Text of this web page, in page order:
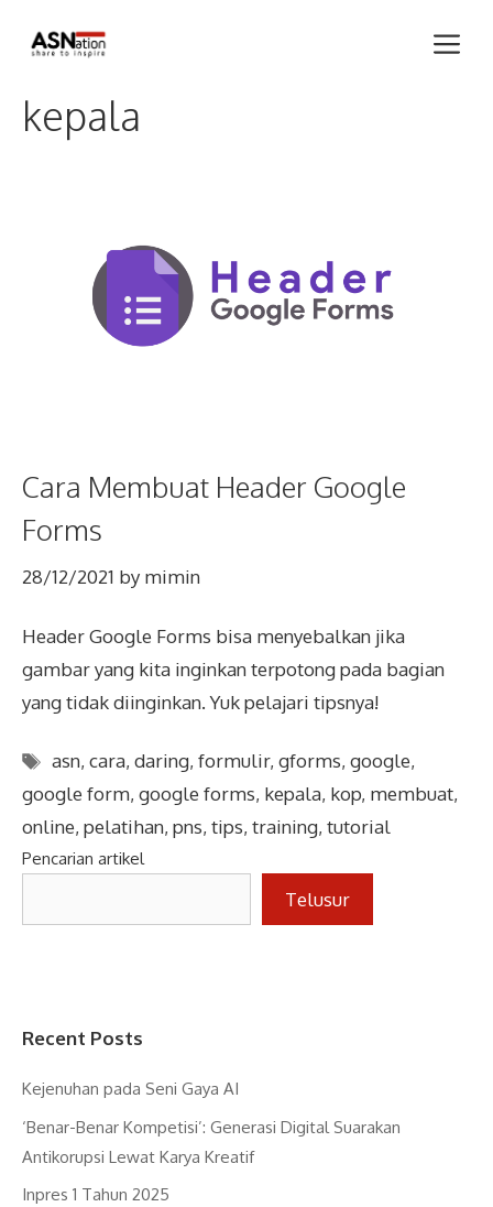
kepala
Cara Membuat Header Google
Forms
28/12/2021 by mimin
Header Google Forms bisa menyebalkan jika
gambar yang kita inginkan terpotong pada bagian
yang tidak diinginkan. Yuk pelajari tipsnya!
Tags
asn,cara,daring,formulir,gforms,google,
google form, google forms, kepala, kop, membuat,
online, pelatihan, pns, tips, training, tutorial
Pencarian artikel
Telusur
Recent Posts
Kejenuhan pada Seni Gaya AI
‘Benar-Benar Kompetisi’: Generasi Digital Suarakan
Antikorupsi Lewat Karya Kreatif
Inpres 1 Tahun 2025